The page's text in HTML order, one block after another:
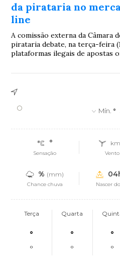
da pirataria no
line
A comissão externa da Câmara
pirataria debate, na terça-feira
plataformas ilegais de apostas
° Mín. °
°
Sensação Vento
% (mm)
Chance chuva Nascer
Terça
°
°
Quarta
°
°
°
°